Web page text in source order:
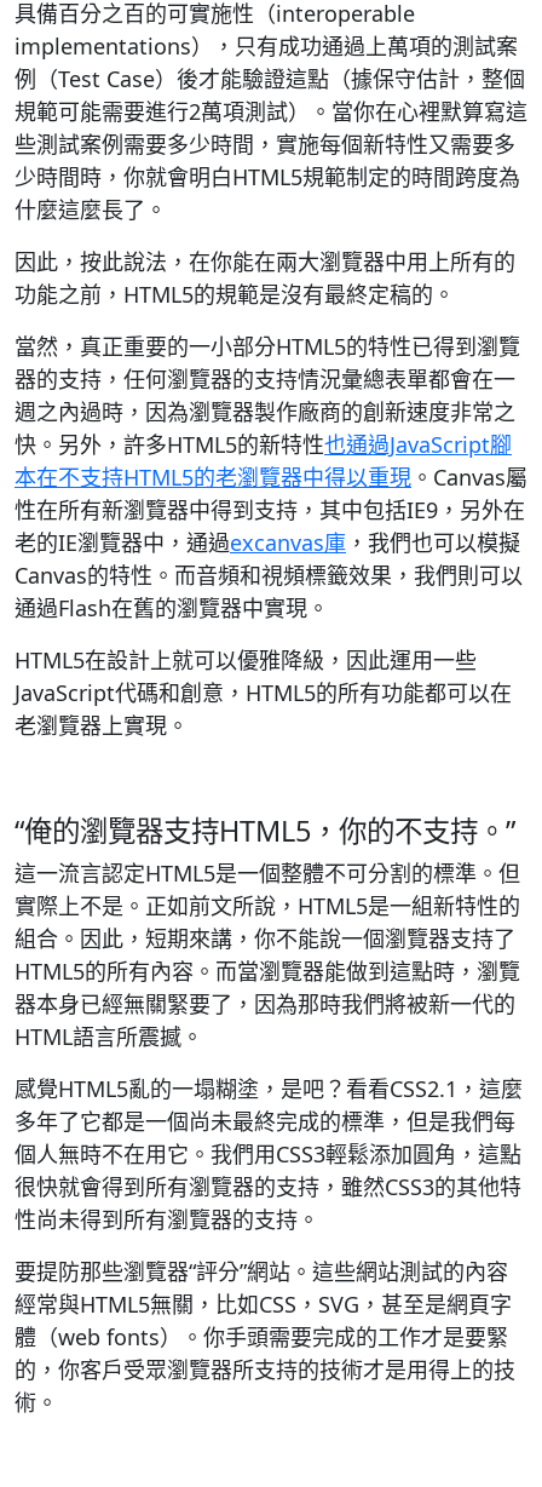
具備百分之百的可實施性（interoperable
implementations），只有成功通過上萬項的測試案
例（Test Case）後才能驗證這點（據保守估計，整個
規範可能需要進行2萬項測試）。當你在心裡默算寫這
些測試案例需要多少時間，實施每個新特性又需要多
少時間時，你就會明白HTML5規範制定的時間跨度為
什麼這麼長了。
因此，按此說法，在你能在兩大瀏覽器中用上所有的
功能之前，HTML5的規範是沒有最終定稿的。
當然，真正重要的一小部分HTML5的特性已得到瀏覽
器的支持，任何瀏覽器的支持情況彙總表單都會在一
週之內過時，因為瀏覽器製作廠商的創新速度非常之
快。另外，許多HTML5的新特性也通過JavaScript腳
本在不支持HTML5的老瀏覽器中得以重現 。Canvas屬
性在所有新瀏覽器中得到支持，其中包括IE9，另外在
老的IE瀏覽器中，通過excanvas庫 ，我們也可以模擬
Canvas的特性。而音頻和視頻標籤效果，我們則可以
通過Flash在舊的瀏覽器中實現。
HTML5在設計上就可以優雅降級，因此運用一些
JavaScript代碼和創意，HTML5的所有功能都可以在
老瀏覽器上實現。
“俺的瀏覽器支持HTML5，你的不支持。”
這一流言認定HTML5是一個整體不可分割的標準。但
實際上不是。正如前文所說，HTML5是一組新特性的
組合。因此，短期來講，你不能說一個瀏覽器支持了
HTML5的所有內容。而當瀏覽器能做到這點時，瀏覽
器本身已經無關緊要了，因為那時我們將被新一代的
HTML語言所震撼。
感覺HTML5亂的一塌糊塗，是吧？看看CSS2.1，這麼
多年了它都是一個尚未最終完成的標準，但是我們每
個人無時不在用它。我們用CSS3輕鬆添加圓角，這點
很快就會得到所有瀏覽器的支持，雖然CSS3的其他特
性尚未得到所有瀏覽器的支持。
要提防那些瀏覽器“評分”網站。這些網站測試的內容
經常與HTML5無關，比如CSS，SVG，甚至是網頁字
體（web fonts）。你手頭需要完成的工作才是要緊
的，你客戶受眾瀏覽器所支持的技術才是用得上的技
術。